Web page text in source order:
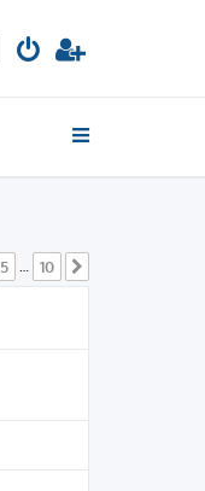
Erweiterte Suche
5 … 10